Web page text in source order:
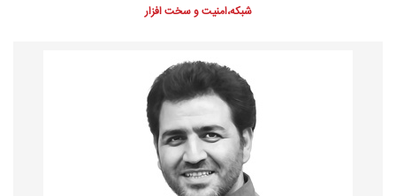
شبکه،امنیت و سخت افزار